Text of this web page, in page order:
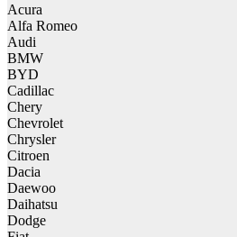
Acura
Alfa Romeo
Audi
BMW
BYD
Cadillac
Chery
Chevrolet
Chrysler
Citroen
Dacia
Daewoo
Daihatsu
Dodge